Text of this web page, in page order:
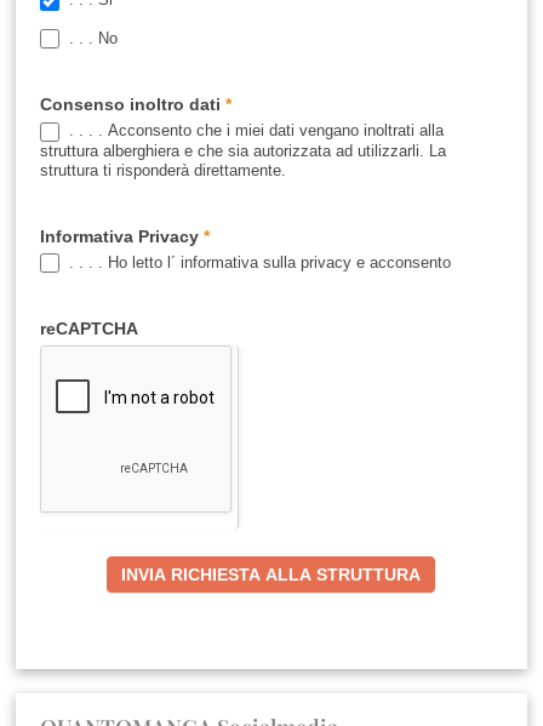
. . . No
Consenso inoltro dati*
. . . . Acconsento che i miei dati vengano inoltrati alla
struttura alberghiera e che sia autorizzata ad utilizzarli. La
struttura ti risponderà direttamente.
Informativa Privacy*
. . . . Ho letto l´ informativa sulla privacy e acconsento
reCAPTCHA
INVIA RICHIESTA ALLA STRUTTURA